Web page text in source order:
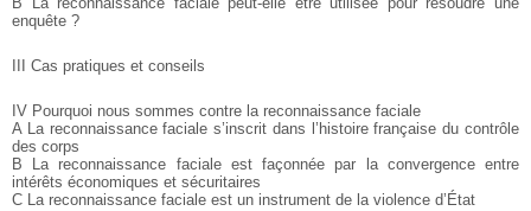
enquête ?
III Cas pratiques et conseils
IV Pourquoi nous sommes contre la reconnaissance faciale
A La reconnaissance faciale s’inscrit dans l’histoire française du contrôle
des corps
B La reconnaissance faciale est façonnée par la convergence entre
intérêts économiques et sécuritaires
C La reconnaissance faciale est un instrument de la violence d’État